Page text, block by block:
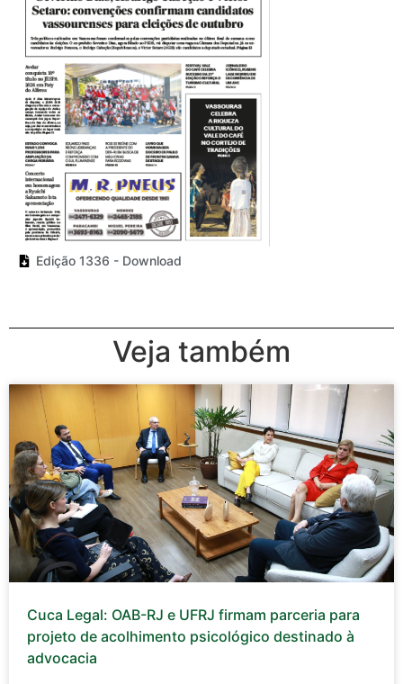
Edição 1336 - Download
Veja também
Cuca Legal: OAB-RJ e UFRJ firmam parceria para
projeto de acolhimento psicológico destinado à
advocacia